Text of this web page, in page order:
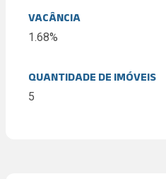
VACÂNCIA
1.68%
QUANTIDADE DE IMÓVEIS
5